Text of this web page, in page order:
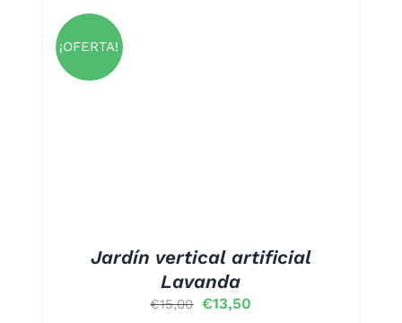
¡OFERTA!
Jardín vertical artificial
Lavanda
€15,00 El
€13,50